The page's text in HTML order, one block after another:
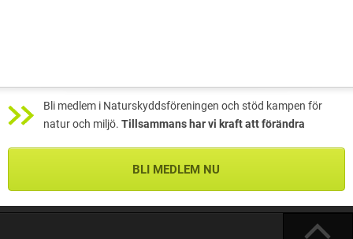
Bli medlem i Naturskyddsföreningen och stöd kampen för
natur och miljö. Tillsammans har vi kraft att förändra
BLI MEDLEM NU